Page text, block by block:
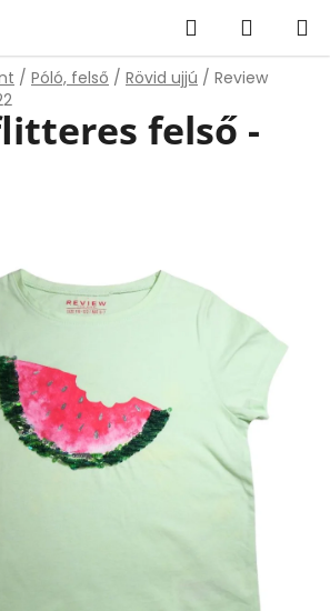
KeresésKOSÁR
/ Póló, felső / Rövid ujjú / Review
felső -